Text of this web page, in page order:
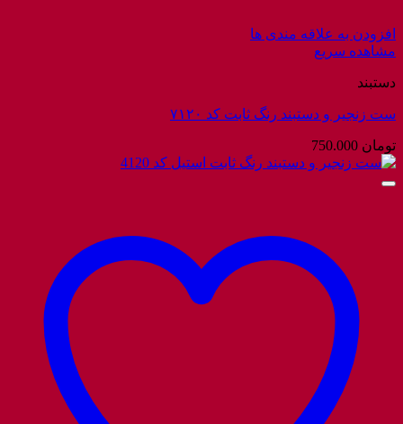
افزودن به علاقه مندی ها
مشاهده سریع
دستبند
ست زنجیر و دستبند رنگ ثابت کد ۷۱۲۰
تومان